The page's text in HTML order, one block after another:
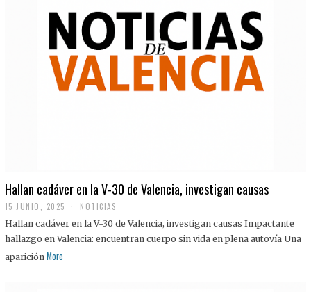
Hallan cadáver en la V-30 de Valencia, investigan causas
15 JUNIO, 2025 NOTICIAS
Hallan cadáver en la V-30 de Valencia, investigan causas Impactante
hallazgo en Valencia: encuentran cuerpo sin vida en plena autovía Una
aparición More